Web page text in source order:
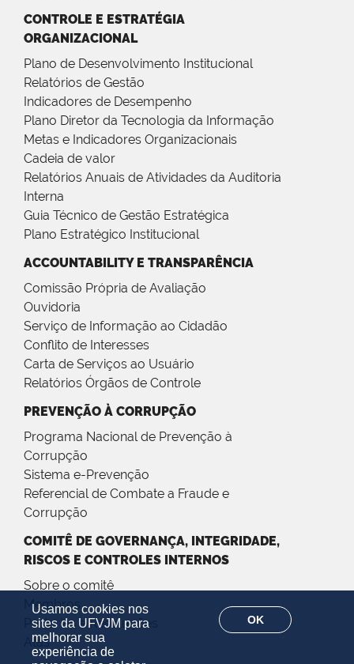
Usamos cookies nos
sites da UFVJM para
melhorar sua
experiência de
OK
CONTROLE E ESTRATÉGIA
ORGANIZACIONAL
Plano de Desenvolvimento Institucional
Relatórios de Gestão
Indicadores de Desempenho
Plano Diretor da Tecnologia da Informação
Metas e Indicadores Organizacionais
Cadeia de valor
Relatórios Anuais de Atividades da Auditoria
Interna
Guia Técnico de Gestão Estratégica
Plano Estratégico Institucional
ACCOUNTABILITY E TRANSPARÊNCIA
Comissão Própria de Avaliação
Ouvidoria
Serviço de Informação ao Cidadão
Conflito de Interesses
Carta de Serviços ao Usuário
Relatórios Órgãos de Controle
PREVENÇÃO À CORRUPÇÃO
Programa Nacional de Prevenção à
Corrupção
Sistema e-Prevenção
Referencial de Combate a Fraude e
Corrupção
COMITÊ DE GOVERNANÇA, INTEGRIDADE,
RISCOS E CONTROLES INTERNOS
Sobre o comitê
Membros
Portarias e Resoluções
Atas